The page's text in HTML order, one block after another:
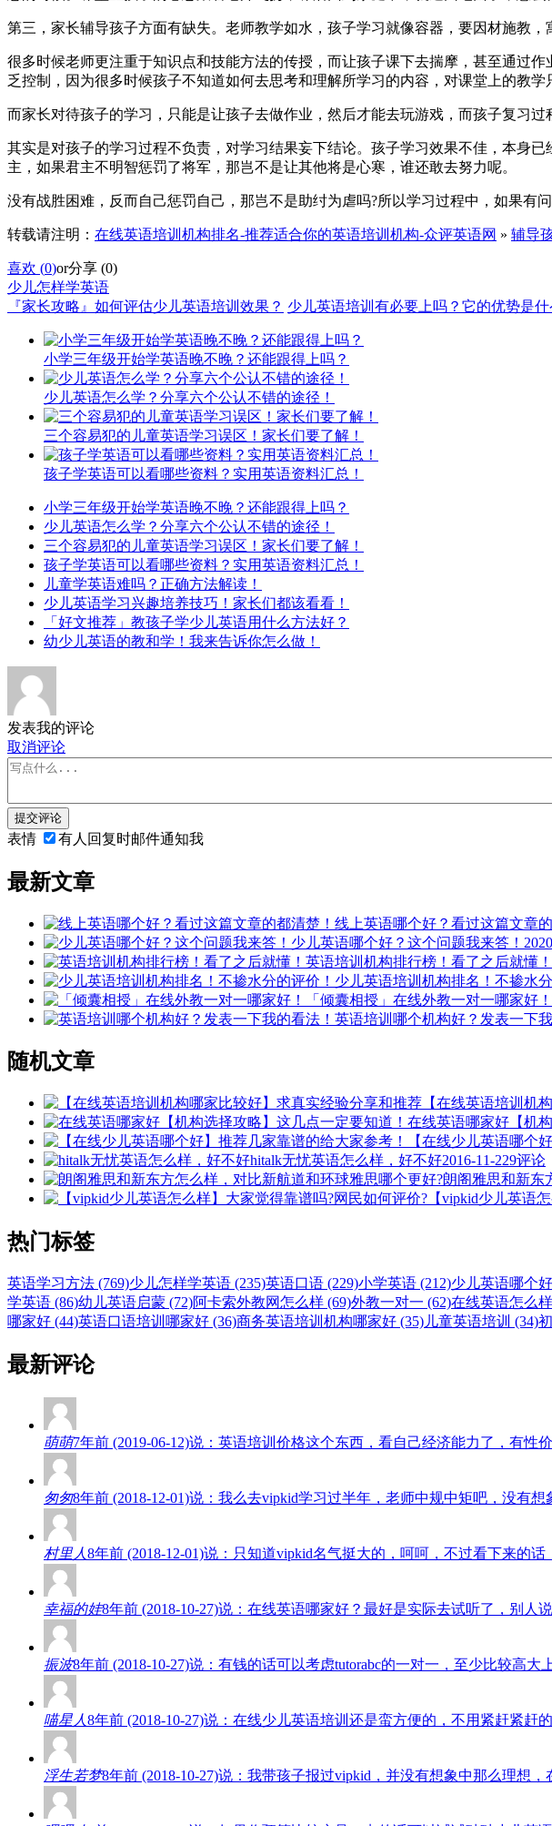
第三，家长辅导孩子方面有缺失。老师教学如水，孩子学习就像容器，要因材施教
很多时候老师更注重于知识点和技能方法的传授，而让孩子课下去揣摩，甚至通过
乏控制，因为很多时候孩子不知道如何去思考和理解所学习的内容，对课堂上的教
而家长对待孩子的学习，只能是让孩子去做作业，然后才能去玩游戏，而孩子复习
其实是对孩子的学习过程不负责，对学习结果妄下结论。孩子学习效果不佳，本身
主，如果君主不明智惩罚了将军，那岂不是让其他将是心寒，谁还敢去努力呢。
没有战胜困难，反而自己惩罚自己，那岂不是助纣为虐吗?所以学习过程中，如果有
转载请注明： 在线英语培训机构排名-推荐适合你的英语培训机构-众评英语网 » 辅导
喜欢 (0)or分享 (0)
少儿怎样学英语
『家长攻略』如何评估少儿英语培训效果？ 少儿英语培训有必要上吗？它的优势是什
小学三年级开始学英语晚不晚？还能跟得上吗？
少儿英语怎么学？分享六个公认不错的途径！
三个容易犯的儿童英语学习误区！家长们要了解！
孩子学英语可以看哪些资料？实用英语资料汇总！
小学三年级开始学英语晚不晚？还能跟得上吗？
少儿英语怎么学？分享六个公认不错的途径！
三个容易犯的儿童英语学习误区！家长们要了解！
孩子学英语可以看哪些资料？实用英语资料汇总！
儿童学英语难吗？正确方法解读！
少儿英语学习兴趣培养技巧！家长们都该看看！
「好文推荐」教孩子学少儿英语用什么方法好？
幼少儿英语的教和学！我来告诉你怎么做！
发表我的评论
取消评论
提交评论
表情 有人回复时邮件通知我
最新文章
线上英语哪个好？看过这篇文章的
少儿英语哪个好？这个问题我来答！
英语培训机构排行榜！看了之后就懂！
少儿英语培训机构排名！不掺水分
「倾囊相授」在线外教一对一哪家好！
英语培训哪个机构好？发表一下我
随机文章
【在线英语培训机
在线英语哪家好【机
【在线少儿英语哪个
hitalk无忧英语怎么样，好不好2016-11-229评论
朗阁雅思和新东
【vipkid少儿英语
热门标签
英语学习方法 (769)少儿怎样学英语 (235)英语口语 (229)小学英语 (212)少儿英语哪个
学英语 (86)幼儿英语启蒙 (72)阿卡索外教网怎么样 (69)外教一对一 (62)在线英语怎么
哪家好 (44)英语口语培训哪家好 (36)商务英语培训机构哪家好 (35) 儿童英语培训 (34)
最新评论
萌萌7年前 (2019-06-12)说：英语培训价格这个东西，看自己经济能力了，有性
匆匆8年前 (2018-12-01)说：我么去vipkid学习过半年，老师中规中矩吧，没有
村里人8年前 (2018-12-01)说：只知道vipkid名气挺大的，呵呵，不过看下来的话
幸福的娃8年前 (2018-10-27)说：在线英语哪家好？最好是实际去试听了，别人
振波8年前 (2018-10-27)说：有钱的话可以考虑tutorabc的一对一，至少比较高大
喵星人8年前 (2018-10-27)说：在线少儿英语培训还是蛮方便的，不用紧赶紧赶
浮生若梦8年前 (2018-10-27)说：我带孩子报过vipkid，并没有想象中那么理想